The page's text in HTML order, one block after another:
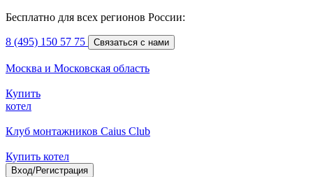
Бесплатно для всех регионов России:
8 (495) 150 57 75 Связаться с нами
Москва и Московская область
Купить
котел
Клуб монтажников Caius Club
Купить котел
Вход/Регистрация